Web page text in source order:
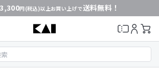
3,300円(税込)以上お買い上げで送料無料！